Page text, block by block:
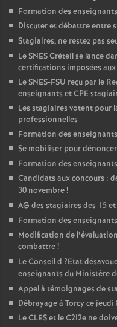
Formation des enseignants
Discuter et débattre entre
Stagiaires, ne restez pas
LeSNESCréteil se lance
certifications imposées
LeSNES-FSU reçu par le
enseignants etCPE
Les stagiaires votent pour
professionnelles
Formation des enseignants
Se mobiliser pour
Formation des enseignants
Candidats aux concours :
30 novembre!
AG des stagiaires des 15
Formation des enseignants
Modification de
combattre!
Le Conseil d ?Etat
enseignants du Ministère
Appel à témoignages de
Débrayage à Torcy ce jeudi
LeCLESet le C2i2e ne